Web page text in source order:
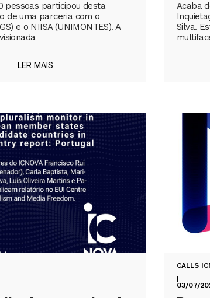
pessoas participou desta
de uma parceria com o
e o NIISA (UNIMONTES). A
LER MAIS
Acaba
Silva.
CALLS
|
03/07/